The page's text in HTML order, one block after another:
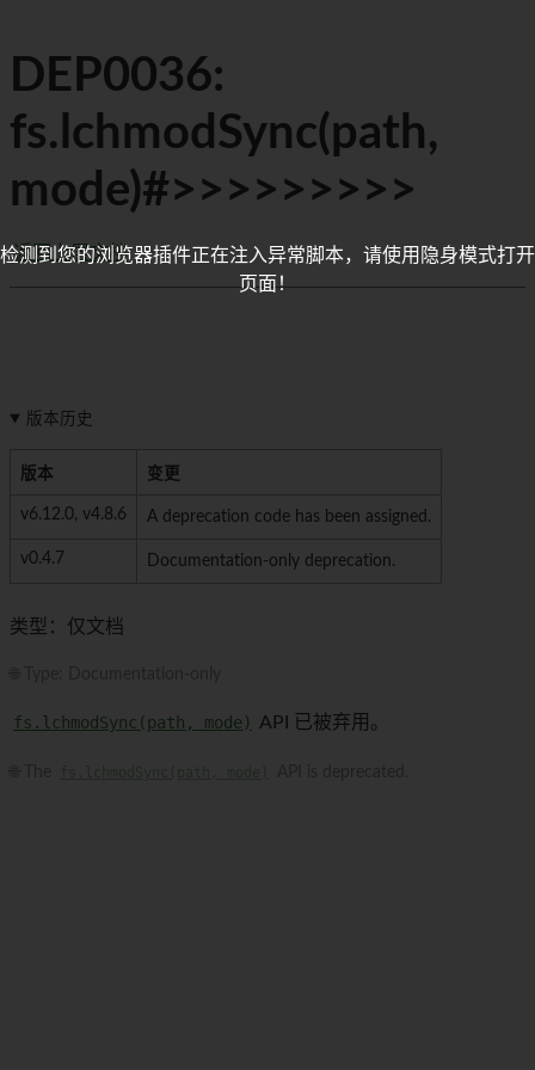
DEP0036:
fs.lchmodSync(path,
mode)#>>>>>>>>>
返回上层文档
版本历史
版本 变更
v6.12.0, v4.8.6 A deprecation code has been assigned.
v0.4.7 Documentation-only deprecation.
类型：仅文档
fs.lchmodSync(path, mode) API 已被弃用。
检测到您的浏览器插件正在注入异常脚本，请使用隐身模式打开
页面！